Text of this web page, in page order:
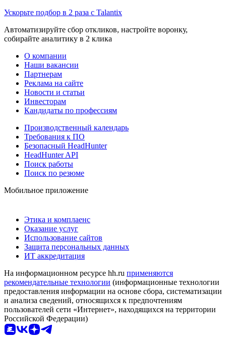
Ускорьте подбор в 2 раза с Talantix
Автоматизируйте сбор откликов, настройте воронку,
собирайте аналитику в 2 клика
О компании
Наши вакансии
Партнерам
Реклама на сайте
Новости и статьи
Инвесторам
Кандидаты по профессиям
Производственный календарь
Требования к ПО
Безопасный HeadHunter
HeadHunter API
Поиск работы
Поиск по резюме
Мобильное приложение
Этика и комплаенс
Оказание услуг
Использование сайтов
Защита персональных данных
ИТ аккредитация
На информационном ресурсе hh.ru применяются
рекомендательные технологии (информационные технологии
предоставления информации на основе сбора, систематизации
и анализа сведений, относящихся к предпочтениям
пользователей сети «Интернет», находящихся на территории
Российской Федерации)